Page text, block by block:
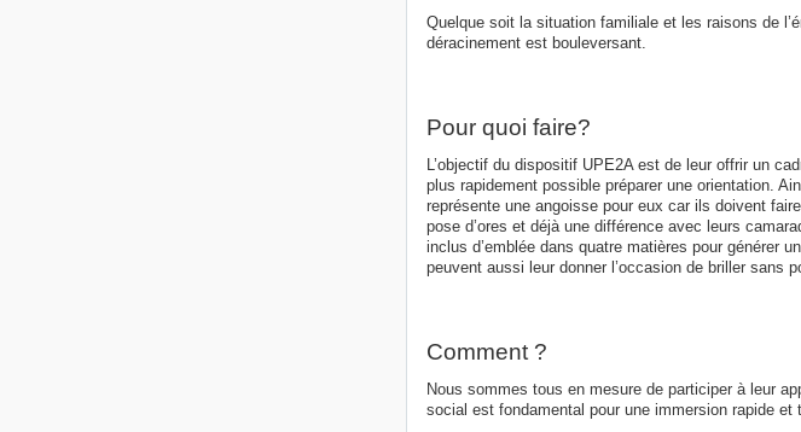
Quelque soit la situation familiale et les raisons de
déracinement est bouleversant.
Pour quoi faire?
L’objectif du dispositif UPE2A est de leur offrir un
plus rapidement possible préparer une orientation.
représente une angoisse pour eux car ils doivent
pose d’ores et déjà une différence avec leurs
inclus d’emblée dans quatre matières pour générer
peuvent aussi leur donner l’occasion de briller sans
Comment ?
Nous sommes tous en mesure de participer à leur
social est fondamental pour une immersion rapide